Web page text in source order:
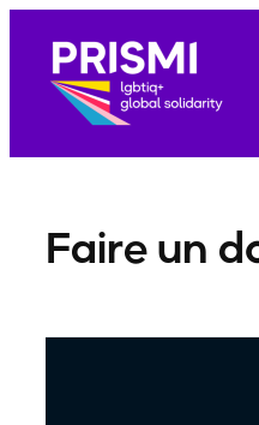
contenu
Faire un